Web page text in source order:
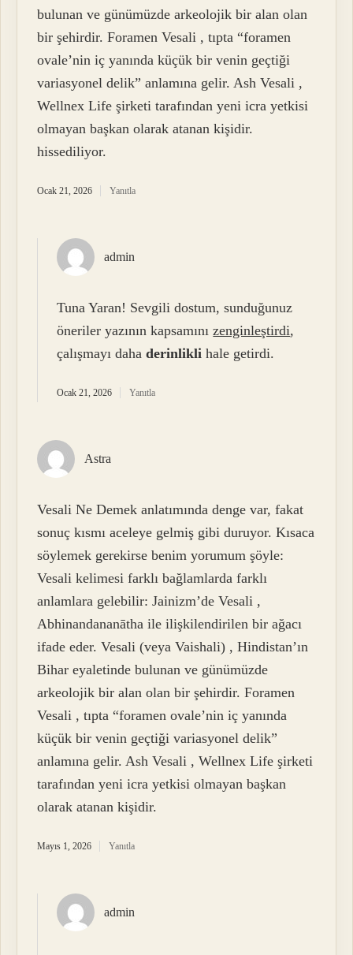
bulunan ve günümüzde arkeolojik bir alan olan
bir şehirdir. Foramen Vesali , tıpta “foramen
ovale’nin iç yanında küçük bir venin geçtiği
variasyonel delik” anlamına gelir. Ash Vesali ,
Wellnex Life şirketi tarafından yeni icra yetkisi
olmayan başkan olarak atanan kişidir.
hissediliyor.
Ocak 21, 2026 Yanıtla
admin
Tuna Yaran! Sevgili dostum, sunduğunuz
öneriler yazının kapsamınızenginleştirdi,
çalışmayı dahaderinlikli hale getirdi.
Ocak 21, 2026 Yanıtla
Astra
Vesali Ne Demek anlatımında denge var, fakat
sonuç kısmı aceleye gelmiş gibi duruyor. Kısaca
söylemek gerekirse benim yorumum şöyle:
Vesali kelimesi farklı bağlamlarda farklı
anlamlara gelebilir: Jainizm’de Vesali ,
Abhinandananātha ile ilişkilendirilen bir ağacı
ifade eder. Vesali (veya Vaishali) , Hindistan’ın
Bihar eyaletinde bulunan ve günümüzde
arkeolojik bir alan olan bir şehirdir. Foramen
Vesali , tıpta “foramen ovale’nin iç yanında
küçük bir venin geçtiği variasyonel delik”
anlamına gelir. Ash Vesali , Wellnex Life şirketi
tarafından yeni icra yetkisi olmayan başkan
olarak atanan kişidir.
Mayıs 1, 2026 Yanıtla
admin